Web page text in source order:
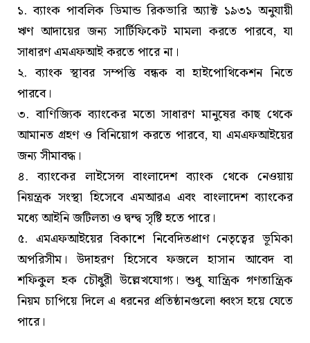
১. ব্যাংক পাবলিক ডিমান্ড রিকভারি অ্যাক্ট ১৯৩১ অনুযায়ী
ঋণ আদায়ের জন্য সার্টিফিকেট মামলা করতে পারবে, যা
সাধারণ এমএফআই করতে পারে না।
২. ব্যাংক স্থাবর সম্পত্তি বন্ধক বা হাইপোথিকেশন নিতে
পারবে।
৩. বাণিজ্যিক ব্যাংকের মতো সাধারণ মানুষের কাছ থেকে
আমানত গ্রহণ ও বিনিয়োগ করতে পারবে, যা এমএফআইয়ের
জন্য সীমাবদ্ধ।
৪. ব্যাংকের লাইসেন্স বাংলাদেশ ব্যাংক থেকে নেওয়ায়
নিয়ন্ত্রক সংস্থা হিসেবে এমআরএ এবং বাংলাদেশ ব্যাংকের
মধ্যে আইনি জটিলতা ও দ্বন্দ্ব সৃষ্টি হতে পারে।
৫. এমএফআইয়ের বিকাশে নিবেদিতপ্রাণ নেতৃত্বের ভূমিকা
অপরিসীম। উদাহরণ হিসেবে ফজলে হাসান আবেদ বা
শফিকুল হক চৌধুরী উল্লেখযোগ্য। শুধু যান্ত্রিক গণতান্ত্রিক
নিয়ম চাপিয়ে দিলে এ ধরনের প্রতিষ্ঠানগুলো ধ্বংস হয়ে যেতে
পারে।